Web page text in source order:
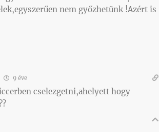
nem győzhetünk !Azért is
9 éve
cselezgetni,ahelyett hogy